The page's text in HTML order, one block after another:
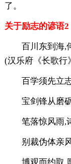
了。
关于励志的谚语2
百川东到海,
(汉乐府《长歌行
百学须先立
宝剑锋从磨
笔落惊风雨,
别裁伪体亲